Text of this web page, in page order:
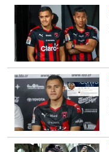
43
seconds